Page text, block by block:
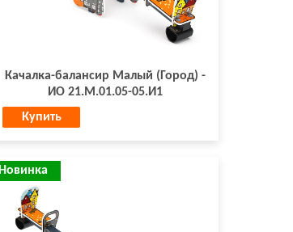
Качалка-балансир Малый (Город) -
ИО 21.М.01.05-05.И1
Купить
Новинка